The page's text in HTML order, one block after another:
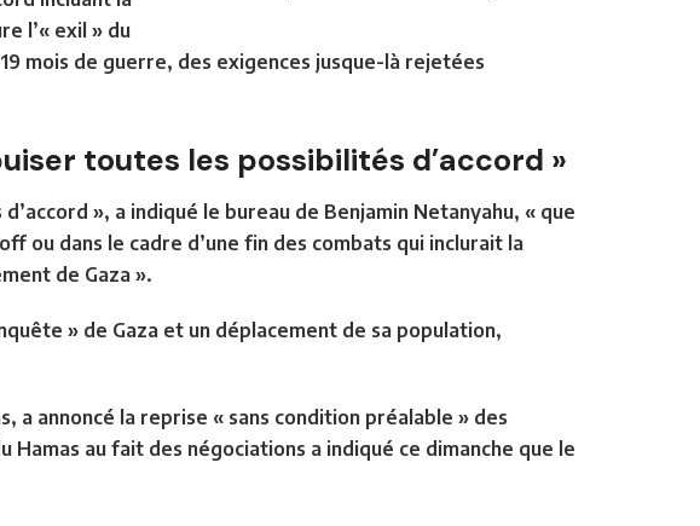
l’« exil » du
mois de guerre, des exigences jusque-là rejetées
toutes les possibilités d’accord »
», a indiqué le bureau de Benjamin Netanyahu, « que
ou dans le cadre d’une fin des combats qui inclurait la
de Gaza ».
» de Gaza et un déplacement de sa population,
a annoncé la reprise « sans condition préalable » des
au fait des négociations a indiqué ce dimanche que le